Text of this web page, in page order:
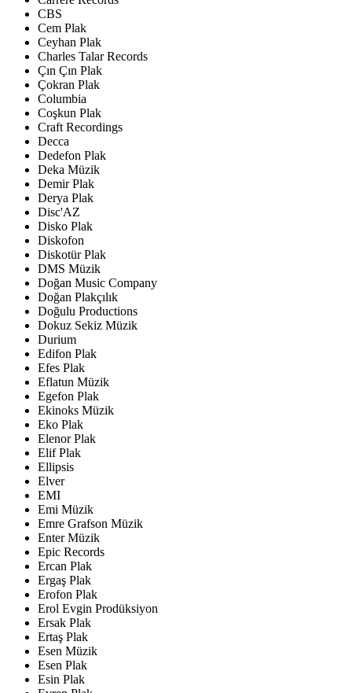
CBS
Cem Plak
Ceyhan Plak
Charles Talar Records
Çın Çın Plak
Çokran Plak
Columbia
Coşkun Plak
Craft Recordings
Decca
Dedefon Plak
Deka Müzik
Demir Plak
Derya Plak
Disc'AZ
Disko Plak
Diskofon
Diskotür Plak
DMS Müzik
Doğan Music Company
Doğan Plakçılık
Doğulu Productions
Dokuz Sekiz Müzik
Durium
Edifon Plak
Efes Plak
Eflatun Müzik
Egefon Plak
Ekinoks Müzik
Eko Plak
Elenor Plak
Elif Plak
Ellipsis
Elver
EMI
Emi Müzik
Emre Grafson Müzik
Enter Müzik
Epic Records
Ercan Plak
Ergaş Plak
Erofon Plak
Erol Evgin Prodüksiyon
Ersak Plak
Ertaş Plak
Esen Müzik
Esen Plak
Esin Plak